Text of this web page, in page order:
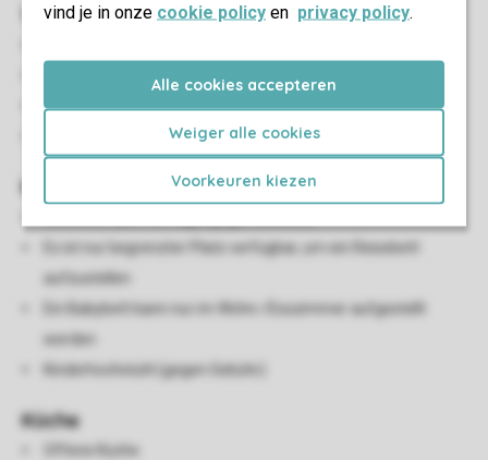
vind je in onze cookie policy en privacy policy.
Alle cookies accepteren
Weiger alle cookies
Voorkeuren kiezen
Wohn-/Esszimmer
Streamingdienste verfügbar
Keine Kabelkanäle verfügbar
Kinder-Einrichtungen
Es ist nur begrenzter Platz verfügbar, um ein Reisebett
aufzustellen
Ein Babybett kann nur im Wohn-/Esszimmer aufgestellt
werden
Kinderhochstuhl (gegen Gebühr)
Küche
Offene Küche